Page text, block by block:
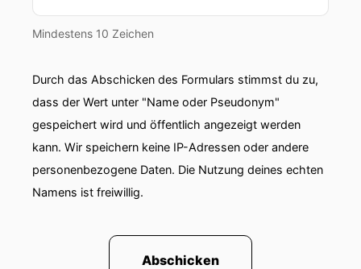
Mindestens 10 Zeichen
Durch das Abschicken des Formulars stimmst du zu,
dass der Wert unter "Name oder Pseudonym"
gespeichert wird und öffentlich angezeigt werden
kann. Wir speichern keine IP-Adressen oder andere
personenbezogene Daten. Die Nutzung deines echten
Namens ist freiwillig.
Abschicken